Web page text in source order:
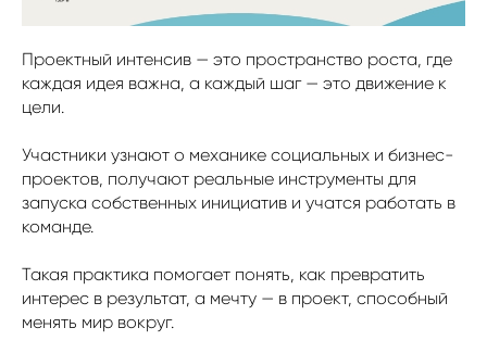
Проектный интенсив — это пространство роста, где
каждая идея важна, а каждый шаг — это движение к
цели.
Участники узнают о механике социальных и бизнес-
проектов, получают реальные инструменты для
запуска собственных инициатив и учатся работать в
команде.
Такая практика помогает понять, как превратить
интерес в результат, а мечту — в проект, способный
менять мир вокруг.